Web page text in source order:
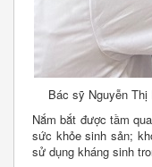
Bác sỹ Nguyễn
Nắm bắt được tầm
sức khỏe sinh sản;
sử dụng kháng sinh